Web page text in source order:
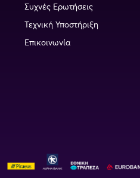
Συχνές Ερωτήσεις
Τεχνική Υποστήριξη
Επικοινωνία